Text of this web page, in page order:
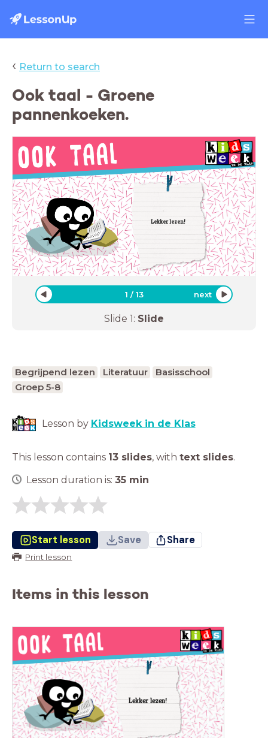
‹ Return to search
Ook taal - Groene
pannenkoeken.
Lekker lezen!
1 /13 next
Slide 1: Slide
Begrijpend lezen Literatuur
Basisschool
Groep 5-8
Lesson by Kidsweek in de Klas
This lesson contains 13 slides, with text slides.
Lesson duration is: 35 min
Start lesson Save Share
Print lesson
Items in this lesson
Lekker lezen!